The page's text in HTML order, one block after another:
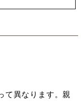
て異なります。親